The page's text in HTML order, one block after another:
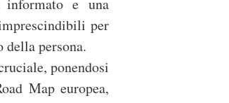
per
persona.
ponendosi
Map europea,